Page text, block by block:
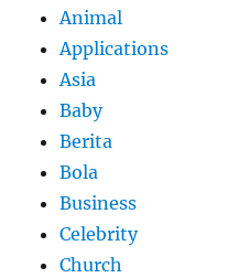
Animal
Applications
Asia
Baby
Berita
Bola
Business
Celebrity
Church